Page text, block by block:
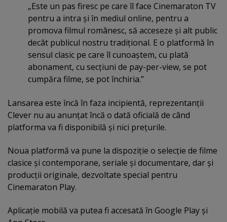
„Este un pas firesc pe care îl face Cinemaraton TV
pentru a intra şi în mediul online, pentru a
promova filmul românesc, să acceseze şi alt public
decât publicul nostru tradiţional. E o platformă în
sensul clasic pe care îl cunoaştem, cu plată
abonament, cu secţiuni de pay-per-view, se pot
cumpăra filme, se pot închiria.”
Lansarea este încă în faza incipientă, reprezentanţii
Clever nu au anunţat încă o dată oficială de când
platforma va fi disponibilă şi nici preţurile.
Noua platformă va pune la dispoziţie o selecţie de filme
clasice şi contemporane, seriale şi documentare, dar şi
producţii originale, dezvoltate special pentru
Cinemaraton Play.
Aplicaţie mobilă va putea fi accesată în Google Play şi